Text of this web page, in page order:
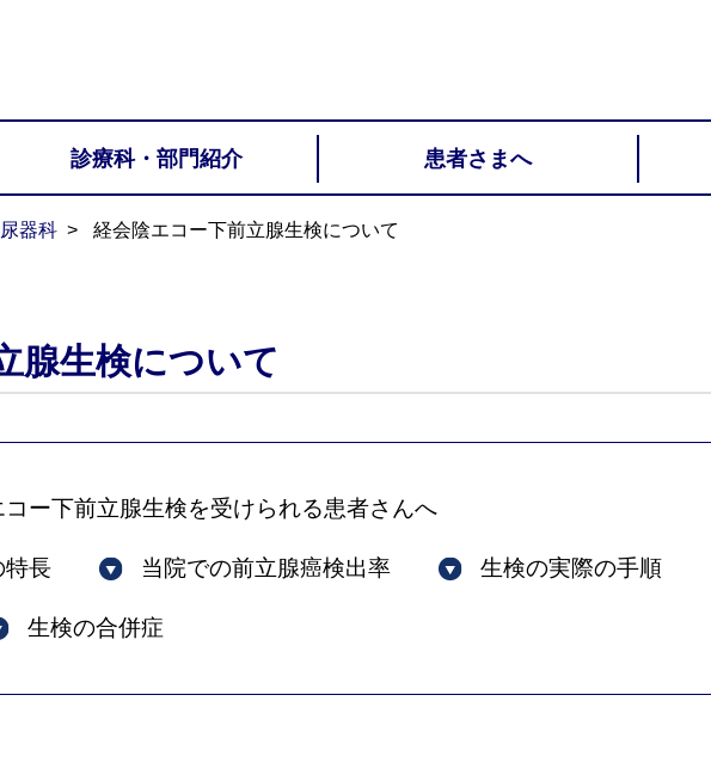
診療科・部門紹介 患者さまへ
器科 経会陰エコー下前立腺生検について
腺生検について
ー下前立腺生検を受けられる患者さんへ
特長 当院での前立腺癌検出率 生検の実際の手順
生検の合併症